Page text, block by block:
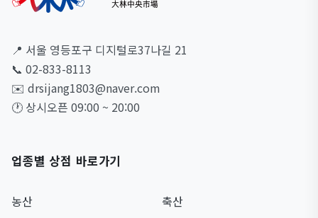
📍 서울 영등포구 디지털로37나길 21
📞 02-833-8113
✉️ drsijang1803@naver.com
🕐 상시오픈 09:00 ~ 20:00
업종별 상점 바로가기
농산
축산